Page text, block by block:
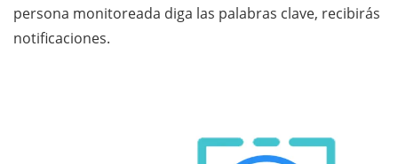
persona monitoreada diga las palabras clave, recibirás
notificaciones.